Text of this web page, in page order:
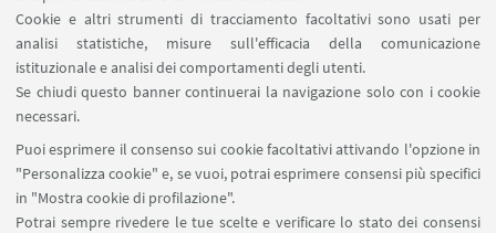
Cookie e altri strumenti di tracciamento facoltativi sono usati per
analisi statistiche, misure sull'efficacia della comunicazione
istituzionale e analisi dei comportamenti degli utenti.
Se chiudi questo banner continuerai la navigazione solo con i cookie
necessari.
Puoi esprimere il consenso sui cookie facoltativi attivando l'opzione in
"Personalizza cookie" e, se vuoi, potrai esprimere consensi più specifici
in "Mostra cookie di profilazione".
Potrai sempre rivedere le tue scelte e verificare lo stato dei consensi
SEGUI IL DIPARTIMENTO SU:
SEGUI UNIBO SU: